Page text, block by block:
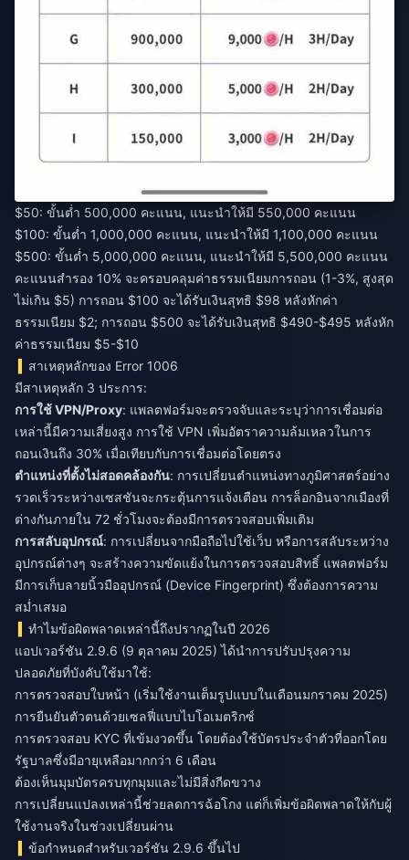
$50: ขั้นต่ำ 500,000 คะแนน, แนะนำให้มี 550,000 คะแนน
$100: ขั้นต่ำ 1,000,000 คะแนน, แนะนำให้มี 1,100,000 คะแนน
$500: ขั้นต่ำ 5,000,000 คะแนน, แนะนำให้มี 5,500,000 คะแนน
คะแนนสำรอง 10% จะครอบคลุมค่าธรรมเนียมการถอน (1-3%, สูงสุด
ไม่เกิน $5) การถอน $100 จะได้รับเงินสุทธิ $98 หลังหักค่า
ธรรมเนียม $2; การถอน $500 จะได้รับเงินสุทธิ $490-$495 หลังหัก
ค่าธรรมเนียม $5-$10
สาเหตุหลักของ Error 1006
มีสาเหตุหลัก 3 ประการ:
การใช้ VPN/Proxy: แพลตฟอร์มจะตรวจจับและระบุว่าการเชื่อมต่อ
เหล่านี้มีความเสี่ยงสูง การใช้ VPN เพิ่มอัตราความล้มเหลวในการ
ถอนเงินถึง 30% เมื่อเทียบกับการเชื่อมต่อโดยตรง
ตำแหน่งที่ตั้งไม่สอดคล้องกัน: การเปลี่ยนตำแหน่งทางภูมิศาสตร์อย่าง
รวดเร็วระหว่างเซสชันจะกระตุ้นการแจ้งเตือน การล็อกอินจากเมืองที่
ต่างกันภายใน 72 ชั่วโมงจะต้องมีการตรวจสอบเพิ่มเติม
การสลับอุปกรณ์: การเปลี่ยนจากมือถือไปใช้เว็บ หรือการสลับระหว่าง
อุปกรณ์ต่างๆ จะสร้างความขัดแย้งในการตรวจสอบสิทธิ์ แพลตฟอร์ม
มีการเก็บลายนิ้วมืออุปกรณ์ (Device Fingerprint) ซึ่งต้องการความ
สม่ำเสมอ
ทำไมข้อผิดพลาดเหล่านี้ถึงปรากฏในปี 2026
แอปเวอร์ชัน 2.9.6 (9 ตุลาคม 2025) ได้นำการปรับปรุงความ
ปลอดภัยที่บังคับใช้มาใช้:
การตรวจสอบใบหน้า (เริ่มใช้งานเต็มรูปแบบในเดือนมกราคม 2025)
การยืนยันตัวตนด้วยเซลฟี่แบบไบโอเมตริกซ์
การตรวจสอบ KYC ที่เข้มงวดขึ้น โดยต้องใช้บัตรประจำตัวที่ออกโดย
รัฐบาลซึ่งมีอายุเหลือมากกว่า 6 เดือน
ต้องเห็นมุมบัตรครบทุกมุมและไม่มีสิ่งกีดขวาง
การเปลี่ยนแปลงเหล่านี้ช่วยลดการฉ้อโกง แต่ก็เพิ่มข้อผิดพลาดให้กับผู้
ใช้งานจริงในช่วงเปลี่ยนผ่าน
ข้อกำหนดสำหรับเวอร์ชัน 2.9.6 ขึ้นไป